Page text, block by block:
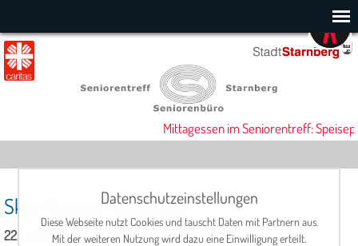
Mittagessen im Seniorentreff:
Skat-Gruppe Hümpfner
22. Juli 2025, 17:00 Uhr
Datenschutzeinstellungen
Diese Webseite nutzt Cookies und tauscht Daten mit Partnern aus.
Mit der weiteren Nutzung wird dazu eine Einwilligung erteilt.